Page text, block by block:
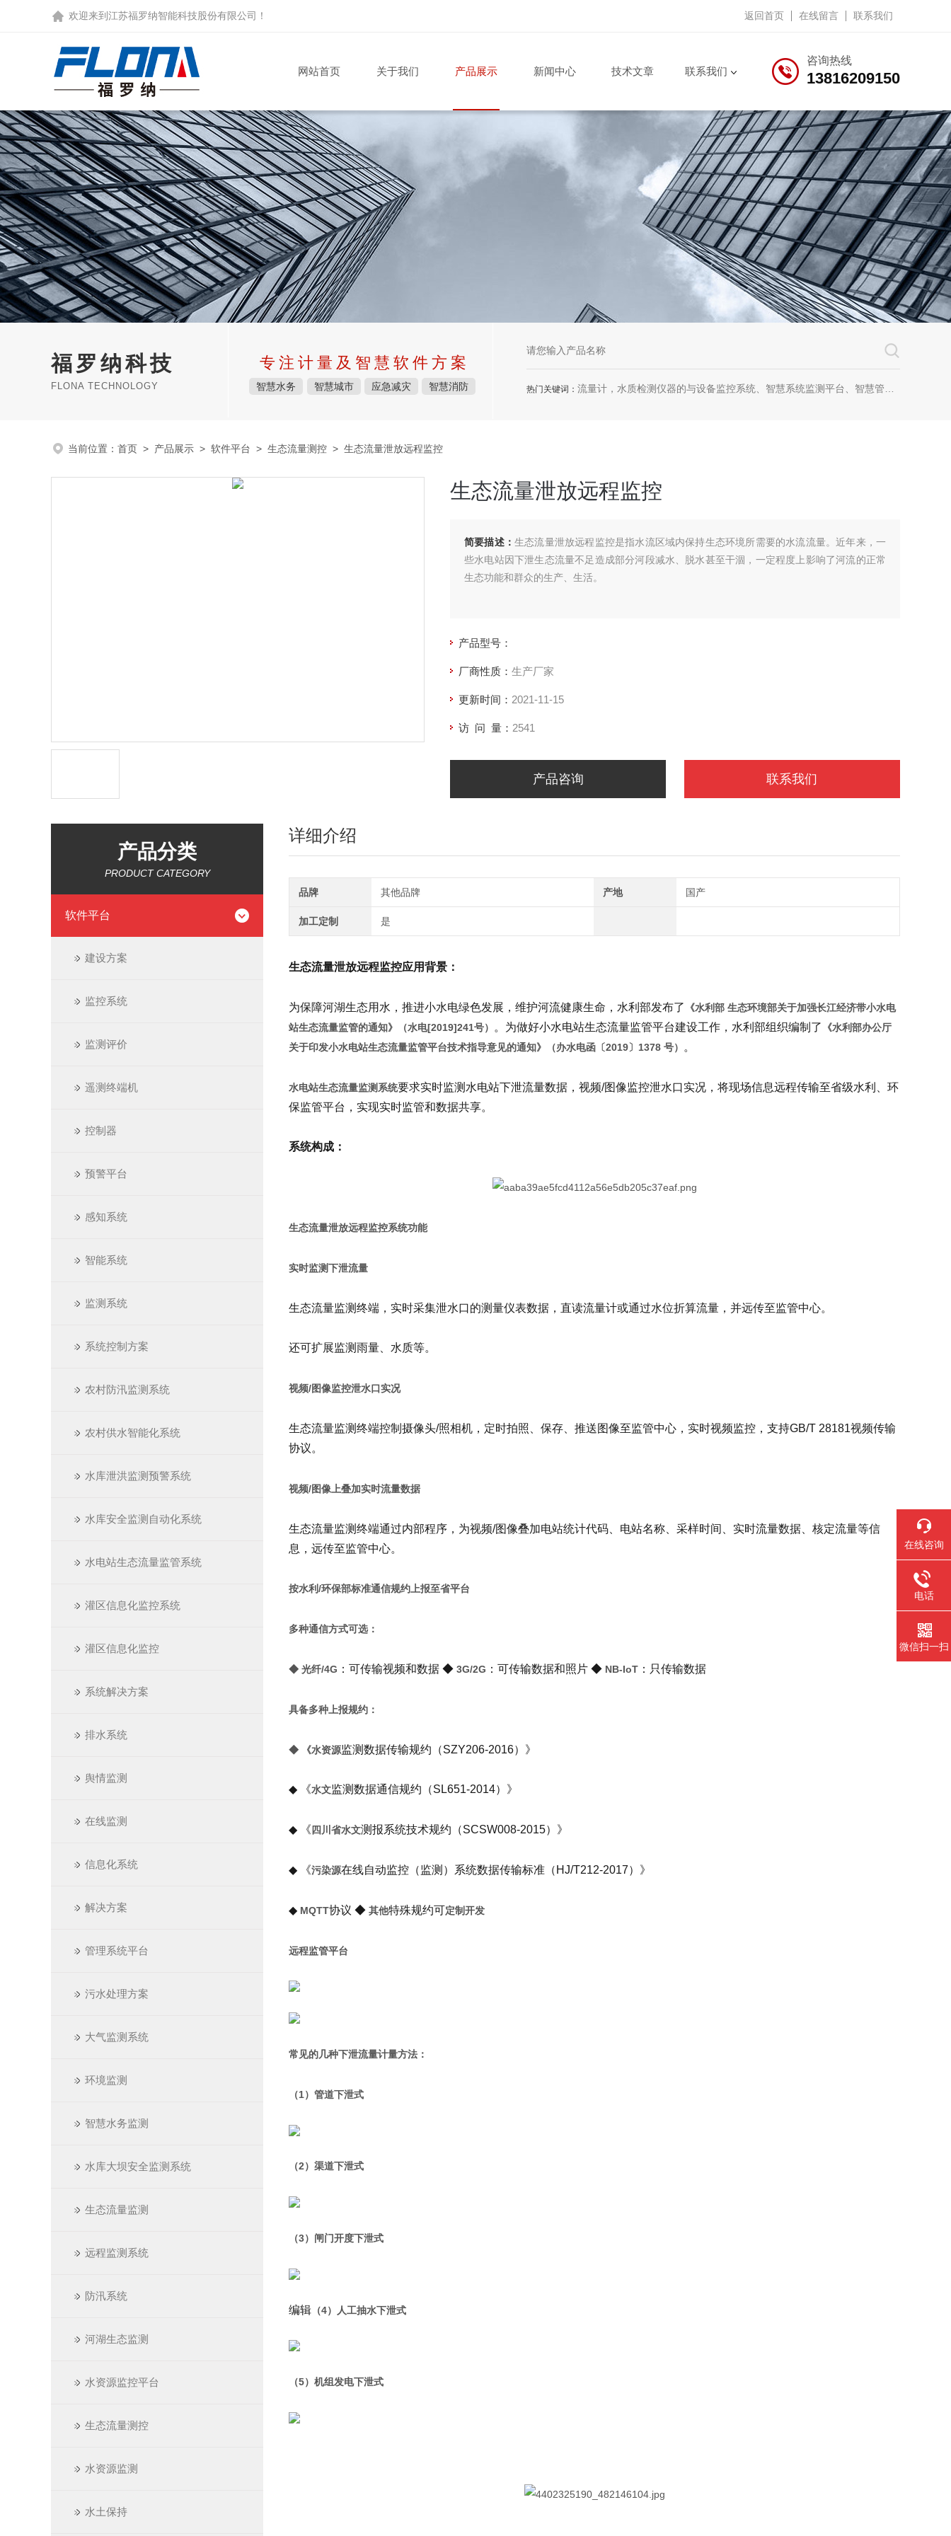
欢迎来到 江苏福罗纳智能科技股份有限公司 ！ 返回首页 在线留言 联系我们
咨询热线
13816209150
网站首页 关于我们 产品展示 新闻中心 技术文章 联系我们
福罗纳科技
FLONA TECHNOLOGY
专注计量及智慧软件方案
智慧水务 智慧城市 应急减灾 智慧消防 热门关键词： 流量计，水质检测仪器的与设备监控系统、智慧系统监测平台、智慧管网监测系统、园区安全生产与消防安全一体化系统
当前位置： 首页 > 产品展示 > 软件平台 > 生态流量测控 > 生态流量泄放远程监控
生态流量泄放远程监控
简要描述： 生态流量泄放远程监控是指水流区域内保持生态环境所需要的水流流量。近年来，一
些水电站因下泄生态流量不足造成部分河段减水、脱水甚至干涸，一定程度上影响了河流的正常
生态功能和群众的生产、生活。
产品型号：
厂商性质： 生产厂家
更新时间： 2021-11-15
访 问 量： 2541
产品咨询 联系我们
产品分类
PRODUCT CATEGORY
软件平台
建设方案
监控系统
监测评价
遥测终端机
控制器
预警平台
感知系统
智能系统
监测系统
系统控制方案
农村防汛监测系统
农村供水智能化系统
水库泄洪监测预警系统
水库安全监测自动化系统
水电站生态流量监管系统
灌区信息化监控系统
灌区信息化监控
系统解决方案
排水系统
舆情监测
在线监测
信息化系统
解决方案
管理系统平台
污水处理方案
大气监测系统
环境监测
智慧水务监测
水库大坝安全监测系统
生态流量监测
远程监测系统
防汛系统
河湖生态监测
水资源监控平台
生态流量测控
水资源监测
水土保持
详细介绍
品牌 其他品牌 产地 国产
加工定制 是
生态流量泄放远程监控应用背景：
为保障河湖生态用水，推进小水电绿色发展，维护河流健康生命，水利部发布了
《水利部 生态环境部关于加强长江经济带小水电
站生态流量监管的通知》（水电[2019]241号）
。为做好小水电站生态流量监管平台建设工作，水利部组织编制了
《水利部办公厅
关于印发小水电站生态流量监管平台技术指导意见的通知》（办水电函〔2019〕1378 号）
。
水电站生态流量监测系统要求实时监测水电站下泄流量数据，视频/图像监控泄水口实况，将现场信息远程传输至省级水利、环
保监管平台，实现实时监管和数据共享。
系统构成：
生态流量泄放远程监控系统功能
实时监测下泄流量
生态流量监测终端，实时采集泄水口的测量仪表数据，直读流量计或通过水位折算流量，并远传至监管中心。
还可扩展监测雨量、水质等。
视频/图像监控泄水口实况
生态流量监测终端控制摄像头/照相机，定时拍照、保存、推送图像至监管中心，实时视频监控，支持GB/T 28181视频传输
协议。
视频/图像上叠加实时流量数据
生态流量监测终端通过内部程序，为视频/图像叠加电站统计代码、电站名称、采样时间、实时流量数据、核定流量等信
息，远传至监管中心。
按水利/环保部标准通信规约上报至省平台
多种通信方式可选：
◆ 光纤/4G ：可传输视频和数据 ◆ 3G/2G ：可传输数据和照片 ◆ NB-IoT ：只传输数据
具备多种上报规约：
◆ 《水资源监测数据传输规约（SZY206-2016）》
◆ 《水文监测数据通信规约（SL651-2014）》
◆ 《 四川省水文测报系统技术规约（SCSW008-2015）》
◆ 《污染源在线自动监控（监测）系统数据传输标准（HJ/T212-2017）》
◆ MQTT协议 ◆ 其他特殊规约可定制开发
远程监管平台
常见的几种下泄流量计量方法：
（1）管道下泄式
（2）渠道下泄式
（3）闸门开度下泄式
编辑 （4）人工抽水下泄式
（5）机组发电下泄式
在线咨询
电话
微信扫一扫